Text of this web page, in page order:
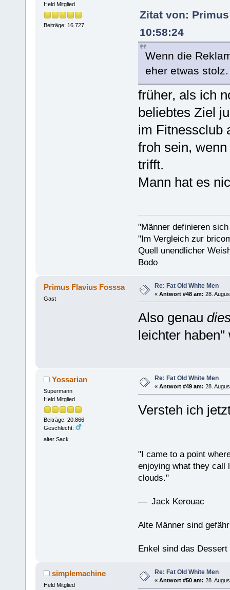
Held Mitglied
Beiträge: 16.727
Zitat von:
10:58:24
Wenn die
eher etwas stolz.
früher, als ich
beliebtes Ziel
im Fitnessclub
froh sein,
trifft.
Mann hat es
"Männer definieren
"Im Vergleich zur
Quell unendlicher
Bodo
Primus Flavius Fosssa
Gast
Re: Fat Old White Men
« Antwort #48 am: 28.
Also genau
leichter haben"
Yossarian
Supermann
Held Mitglied
Beiträge: 20.866
Geschlecht:
alter Sack
Re: Fat Old White Men
« Antwort #49 am: 28.
Versteh ich
"I came to a point
enjoying what they call
clouds."
— Jack Kerouac
Alte Männer sind
Enkel sind das
simplemachine
Held Mitglied
Re: Fat Old White Men
« Antwort #50 am: 28.